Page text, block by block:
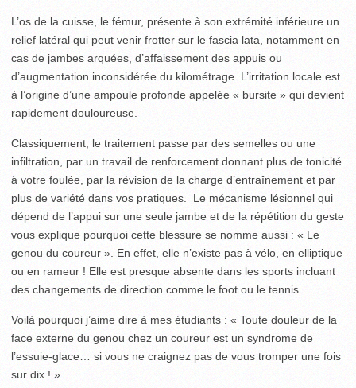
L’os de la cuisse, le fémur, présente à son extrémité inférieure un
relief latéral qui peut venir frotter sur le fascia lata, notamment en
cas de jambes arquées, d’affaissement des appuis ou
d’augmentation inconsidérée du kilométrage. L’irritation locale est
à l’origine d’une ampoule profonde appelée « bursite » qui devient
rapidement douloureuse.
Classiquement, le traitement passe par des semelles ou une
infiltration, par un travail de renforcement donnant plus de tonicité
à votre foulée, par la révision de la charge d’entraînement et par
plus de variété dans vos pratiques. Le mécanisme lésionnel qui
dépend de l’appui sur une seule jambe et de la répétition du geste
vous explique pourquoi cette blessure se nomme aussi : « Le
genou du coureur ». En effet, elle n’existe pas à vélo, en elliptique
ou en rameur ! Elle est presque absente dans les sports incluant
des changements de direction comme le foot ou le tennis.
Voilà pourquoi j’aime dire à mes étudiants : « Toute douleur de la
face externe du genou chez un coureur est un syndrome de
l’essuie-glace… si vous ne craignez pas de vous tromper une fois
sur dix ! »